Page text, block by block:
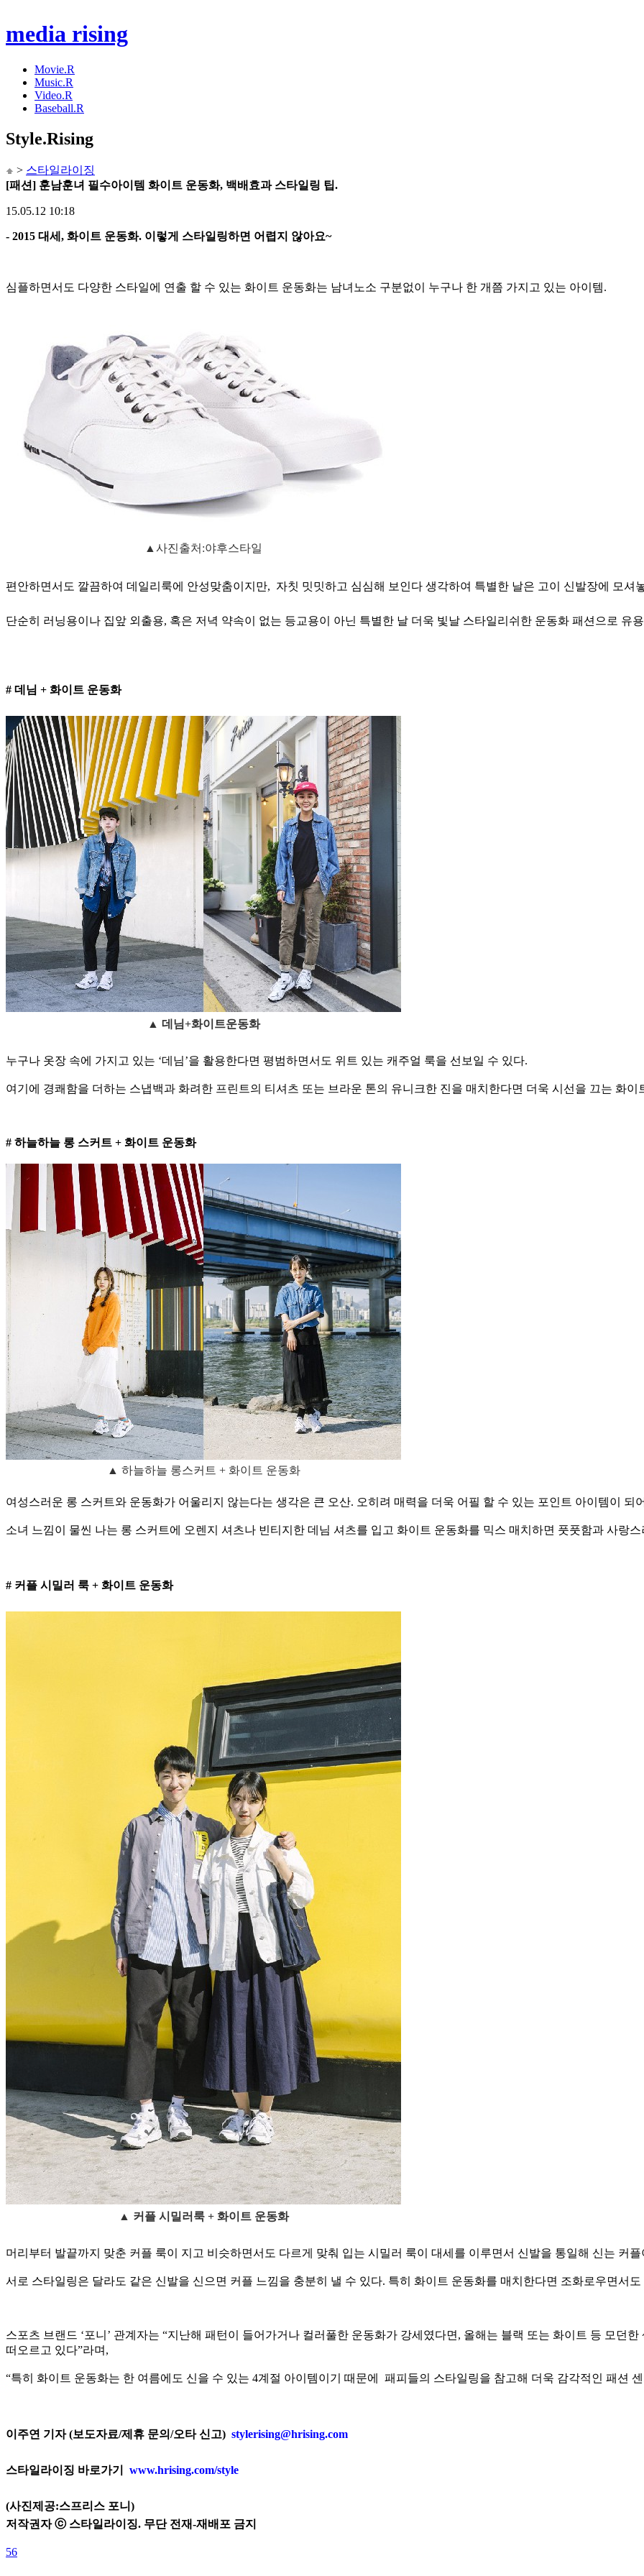
media rising
Movie.R
Music.R
Video.R
Baseball.R
Style.Rising
> 스타일라이징
[패션] 훈남훈녀 필수아이템 화이트 운동화, 백배효과 스타일링 팁.
15.05.12 10:18
- 2015 대세, 화이트 운동화. 이렇게 스타일링하면 어렵지 않아요~
심플하면서도 다양한 스타일에 연출 할 수 있는 화이트 운동화는 남녀노소 구분없이 누구나 한 개쯤 가지고 있는 아이템.
▲사진출처:야후스타일
편안하면서도 깔끔하여 데일리룩에 안성맞춤이지만, 자칫 밋밋하고 심심해 보인다 생각하여 특별한 날은 고이 신발장에 모셔
단순히 러닝용이나 집앞 외출용, 혹은 저녁 약속이 없는 등교용이 아닌 특별한 날 더욱 빛날 스타일리쉬한 운동화 패션으로 유
# 데님 + 화이트 운동화
▲ 데님+화이트운동화
누구나 옷장 속에 가지고 있는 ‘데님’을 활용한다면 평범하면서도 위트 있는 캐주얼 룩을 선보일 수 있다.
여기에 경쾌함을 더하는 스냅백과 화려한 프린트의 티셔츠 또는 브라운 톤의 유니크한 진을 매치한다면 더욱 시선을 끄는 화이
# 하늘하늘 롱 스커트 + 화이트 운동화
▲ 하늘하늘 롱스커트 + 화이트 운동화
여성스러운 롱 스커트와 운동화가 어울리지 않는다는 생각은 큰 오산. 오히려 매력을 더욱 어필 할 수 있는 포인트 아이템이 되
소녀 느낌이 물씬 나는 롱 스커트에 오렌지 셔츠나 빈티지한 데님 셔츠를 입고 화이트 운동화를 믹스 매치하면 풋풋함과 사랑
# 커플 시밀러 룩 + 화이트 운동화
▲ 커플 시밀러룩 + 화이트 운동화
머리부터 발끝까지 맞춘 커플 룩이 지고 비슷하면서도 다르게 맞춰 입는 시밀러 룩이 대세를 이루면서 신발을 통일해 신는 커플
서로 스타일링은 달라도 같은 신발을 신으면 커플 느낌을 충분히 낼 수 있다. 특히 화이트 운동화를 매치한다면 조화로우면서
스포츠 브랜드 ‘포니’ 관계자는 “지난해 패턴이 들어가거나 컬러풀한 운동화가 강세였다면, 올해는 블랙 또는 화이트 등 모던
떠오르고 있다”라며,
“특히 화이트 운동화는 한 여름에도 신을 수 있는 4계절 아이템이기 때문에 패피들의 스타일링을 참고해 더욱 감각적인 패션
이주연 기자 (보도자료/제휴 문의/오타 신고) stylerising@hrising.com
스타일라이징 바로가기 www.hrising.com/style
(사진제공:스프리스 포니)
저작권자 ⓒ 스타일라이징. 무단 전재-재배포 금지
56